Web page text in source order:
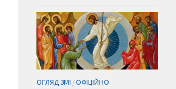
ОГЛЯД ЗМІ / ОФІЦІЙНО